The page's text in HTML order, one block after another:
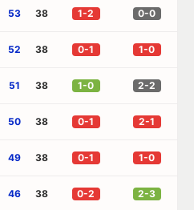
53 38 1-2 0-0
52 38 0-1 1-0
51 38 1-0 2-2
50 38 0-1 2-1
49 38 0-1 1-0
46 38 0-2 2-3